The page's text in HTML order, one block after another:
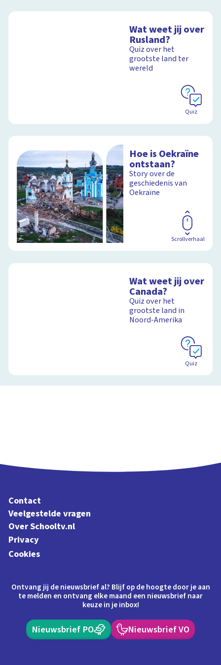
Wat weet jij over
Rusland?
Quiz over het
grootste land ter
wereld
Quiz
Hoe is Oekraïne
ontstaan?
Story over de
geschiedenis van
Oekraïne
Scrollverhaal
Wat weet jij over
Canada?
Quiz over het
grootste land in
Noord-Amerika
Quiz
Contact
Veelgestelde vragen
Over Schooltv.nl
Privacy
Cookies
Ontvang jij de nieuwsbrief al? Blijf op de hoogte door je aan
te melden en ontvang elke maand een nieuwsbrief naar
keuze in je inbox!
Nieuwsbrief PO Nieuwsbrief VO